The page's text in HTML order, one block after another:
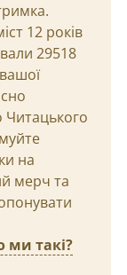
12 років
29518
Читацького
на
мерч та
ми такі?